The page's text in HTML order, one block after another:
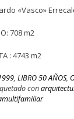
«Vasco»
708 m2
: 4743 m2
, LIBRO 50 AÑOS,
con